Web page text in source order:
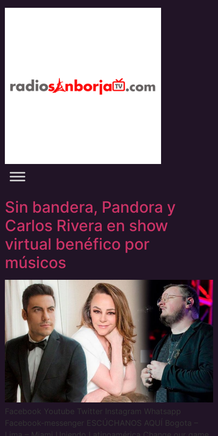
Skip
Sin bandera, Pandora y
Carlos Rivera en show
virtual benéfico por
músicos
Facebook Youtube Twitter Instagram Whatsapp
Facebook-messenger ESCÚCHANOS AQUÍ Bogota –